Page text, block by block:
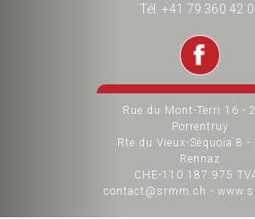
Tél. +41 79 360 42
Rue du Mont-Terri 16 -
Porrentruy
Rte du Vieux-Séquoia 8 -
Rennaz
CHE-110.187.975
contact@srmm.ch -